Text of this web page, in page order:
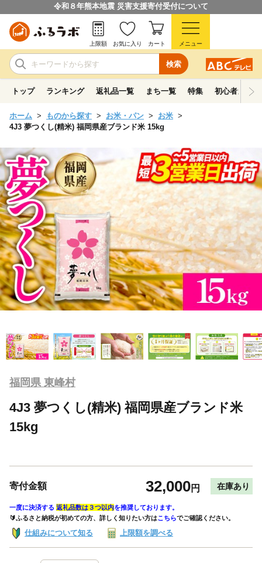
令和８年熊本地震 災害支援寄付受付について
検索
上限額 お気に入り カート メニュー
トップ ランキング 返礼品一覧 まち一覧 特集 初心者ガイド
ホーム ものから探す お米・パン
お米
4J3 夢つくし(精米) 福岡県産ブランド米 15kg
福岡県 東峰村
4J3 夢つくし(精米) 福岡県産ブランド米
15kg
寄付金額 32,000円 在庫あり
一度に決済する 返礼品数は３つ以内を推奨しております。
🔰ふるさと納税が初めての方、詳しく知りたい方はこちらでご確認ください。
仕組みについて知る 上限額を調べる